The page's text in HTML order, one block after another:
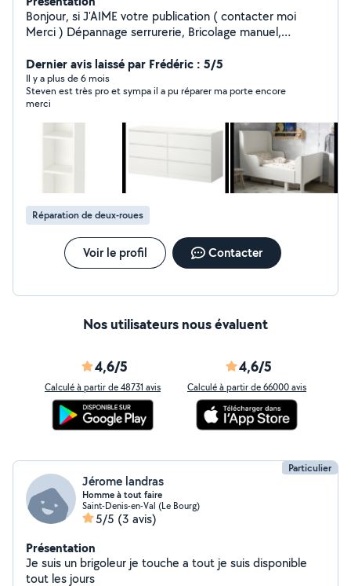
Bonjour, si J'AIME votre publication ( contacter moi
Merci ) Dépannage serrurerie, Bricolage manuel,
Dépannage en tout genre dans la mesure du possible
de mes capacités .
Dernier avis laissé par Frédéric : 5/5
Il y a plus de 6 mois
Steven est très pro et sympa il a pu réparer ma porte encore
merci
Réparation de deux-roues
Voir le profil Contacter
Nos utilisateurs nous évaluent
4,6/5
Calculé à partir de 48731 avis
4,6/5
Calculé à partir de 66000 avis
Particulier
Jérome landras
Homme à tout faire
Saint-Denis-en-Val (Le Bourg)
5/5 (3 avis)
Présentation
Je suis un brigoleur je touche a tout je suis disponible
tout les jours